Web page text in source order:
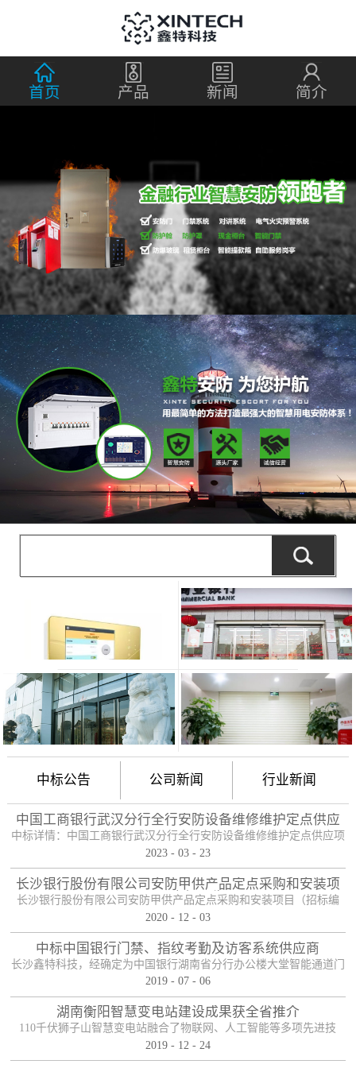
首页 产品 新闻 简介
中标公告 公司新闻 行业新闻
中国工商银行武汉分行全行安防设备维修维护定点供应
项目
中标详情：中国工商银行武汉分行全行安防设备维修维护定点供应项
目（项目编号：HBZTH-FW-2022-106），于2023年2月3日以公开招
定贵单位为本项目2包的入围供应商。中标产品：防护舱
2023 - 03 - 23
长沙银行股份有限公司安防甲供产品定点采购和安装项
目——中标公告
长沙银行股份有限公司安防甲供产品定点采购和安装项目（招标编
号：0646-204HNGL500）评标工作已经结束，经评标委员会认真评
的中标人。包一采购内容为：1、甲级木质防火门；2、防尾随联动互
锁安全门；3、自助银行安全防护门；4、甲级防盗安全门（优质
钢）；5、钢化玻璃自动感应门、防砸玻璃自动感应，和电机；6、银
行专用防盗卷帘门（含电机、控...
2020 - 12 - 03
中标中国银行门禁、指纹考勤及访客系统供应商
长沙鑫特科技，经确定为中国银行湖南省分行办公楼大堂智能通道门
禁、指纹考勤、访客系统采购项目供应商。门禁指纹考勤系统
2019 - 07 - 06
湖南衡阳智慧变电站建设成果获全省推介
110千伏狮子山智慧变电站融合了物联网、人工智能等多项先进技
术，是设备侧电力物联网建设在专业领域的最佳实践。”近日，国网
2019 - 12 - 24